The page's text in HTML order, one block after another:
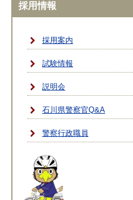
採用情報
採用案内
試験情報
説明会
石川県警察官Q&A
警察行政職員